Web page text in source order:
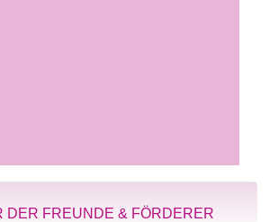
DER FREUNDE & FÖRDERER